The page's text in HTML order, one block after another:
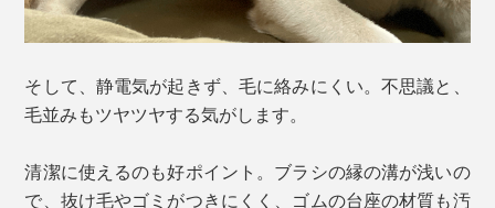
そして、静電気が起きず、毛に絡みにくい。不思議と、
毛並みもツヤツヤする気がします。
清潔に使えるのも好ポイント。ブラシの縁の溝が浅いの
で、抜け毛やゴミがつきにくく、ゴムの台座の材質も汚